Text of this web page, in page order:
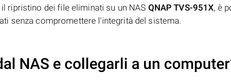
ripristino dei file eliminati su un NAS QNAP TVS-951X, è
senza compromettere l'integrità del sistema.
NAS e collegarli a un